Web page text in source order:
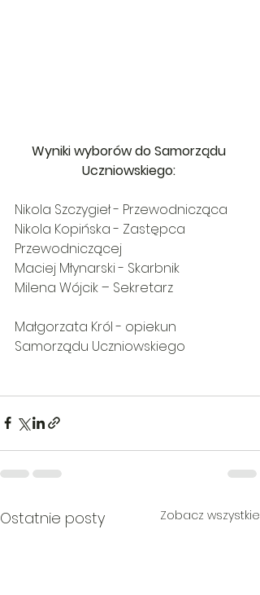
Wyniki wyborów do Samorządu
Uczniowskiego:
Nikola Szczygieł - Przewodnicząca
Nikola Kopińska - Zastępca
Przewodniczącej
Maciej Młynarski - Skarbnik
Milena Wójcik – Sekretarz
Małgorzata Król - opiekun
Samorządu Uczniowskiego
Ostatnie posty Zobacz wszystkie